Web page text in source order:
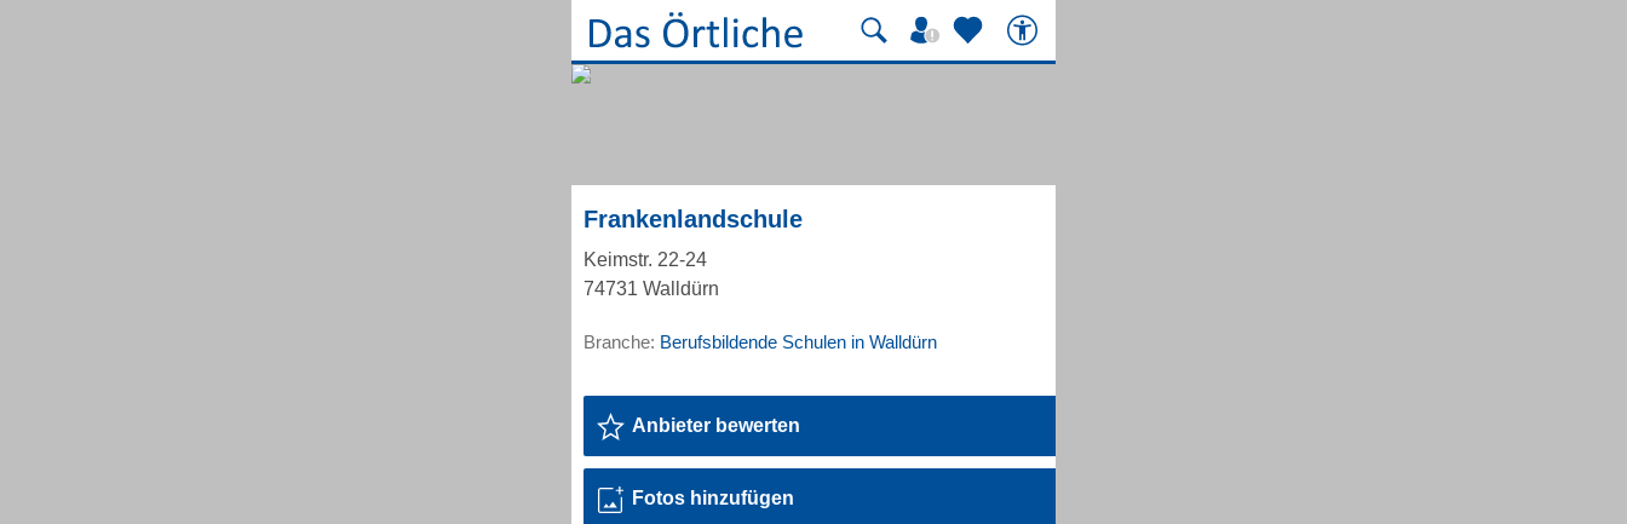
Frankenlandschule
Keimstr. 22-24
74731 Walldürn
Branche: Berufsbildende Schulen in Walldürn
Anbieter bewerten
Fotos hinzufügen